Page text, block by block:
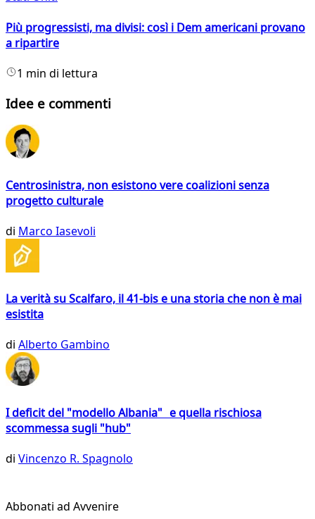
Più progressisti, ma divisi: così i Dem americani provano
a ripartire
1 min di lettura
Idee e commenti
Centrosinistra, non esistono vere coalizioni senza
progetto culturale
di Marco Iasevoli
La verità su Scalfaro, il 41-bis e una storia che non è mai
esistita
di Alberto Gambino
I deficit del "modello Albania" e quella rischiosa
scommessa sugli "hub"
di Vincenzo R. Spagnolo
Abbonati ad Avvenire